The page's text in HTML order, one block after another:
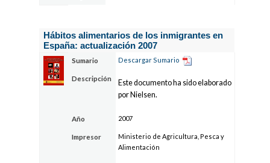
Hábitos alimentarios de los inmigrantes en
España: actualización 2007
Sumario Descargar Sumario
Descripción
Este documento ha sido elaborado
por Nielsen.
Año 2007
Impresor
Ministerio de Agricultura, Pesca y
Alimentación